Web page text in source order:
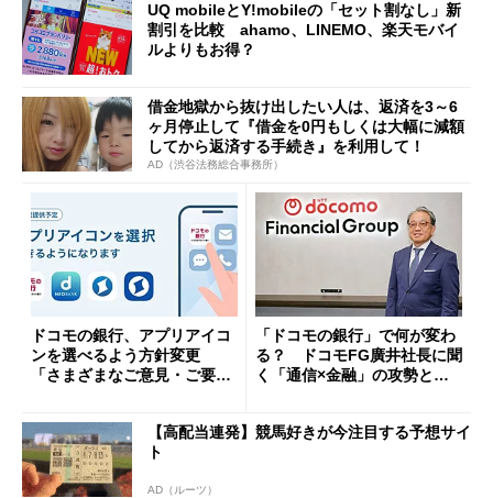
UQ mobileとY!mobileの「セット割なし」新
割引を比較 ahamo、LINEMO、楽天モバイ
ルよりもお得？
借金地獄から抜け出したい人は、返済を3～6
ヶ月停止して『借金を0円もしくは大幅に減額
してから返済する手続き』を利用して！
AD（渋谷法務総合事務所）
ドコモの銀行、アプリアイコ
ンを選べるよう方針変更
「さまざまなご意見・ご要望
「ドコモの銀行」で何が変わ
る？ ドコモFG廣井社長に聞
く「通信×金融」の攻勢とグ
【高配当連発】競馬好きが今注目する予想サイ
ト
AD（ルーツ）